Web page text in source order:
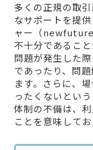
多くの正規の取
なサポートを提
ャー（
不十分であるこ
問題が発生した
であったり、問
ます。さらに、
ったくないとい
体制の不備は、
ことを意味して